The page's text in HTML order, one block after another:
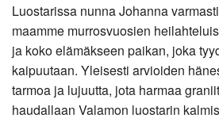
Luostarissa nunna Johanna
maamme murrosvuosien
ja koko elämäkseen paikan, joka
kaipuutaan. Yleisesti arvioiden
tarmoa ja lujuutta, jota harmaa
haudallaan Valamon luostarin